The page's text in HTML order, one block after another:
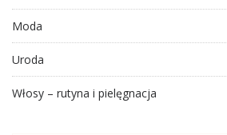
Moda
Uroda
Włosy – rutyna i pielęgnacja